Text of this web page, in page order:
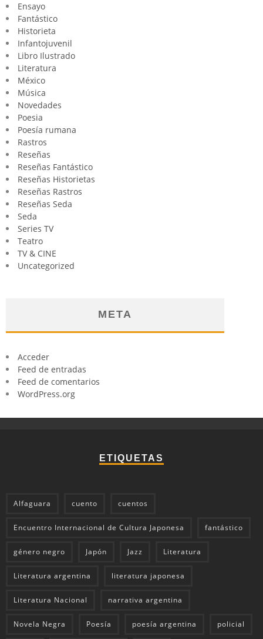
Ensayo
Fantástico
Historieta
Infantojuvenil
Libro Ilustrado
Literatura
México
Música
Novedades
Poesia
Poesía rumana
Rastros
Reseñas
Reseñas Fantástico
Reseñas Historietas
Reseñas Rastros
Reseñas Seda
Seda
Series TV
Teatro
TV & CINE
Uncategorized
META
Acceder
Feed de entradas
Feed de comentarios
WordPress.org
ETIQUETAS
Alfaguara cuento cuentos
Encuentro Internacional de Cultura Japonesa fantástico
género negro Japón Jazz Literatura
Literatura argentina literatura japonesa
Literatura Nacional narrativa argentina
Novela Negra Poesía poesía argentina policial